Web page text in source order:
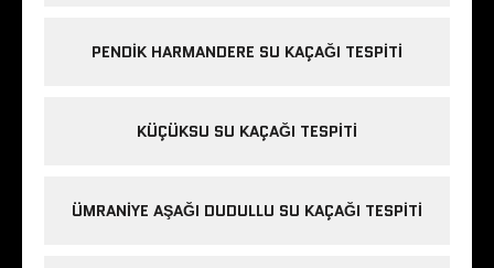
PENDIK HARMANDERE SU KAÇAĞI TESPITI
KÜÇÜKSU SU KAÇAĞI TESPITI
ÜMRANIYE AŞAĞI DUDULLU SU KAÇAĞI TESPITI